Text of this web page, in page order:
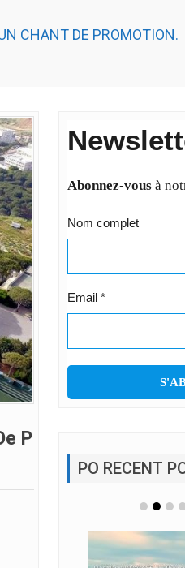
CHANT DE PROMOTION.
P
Abonnez-vousà
Nom complet
Email *
PO RECENT